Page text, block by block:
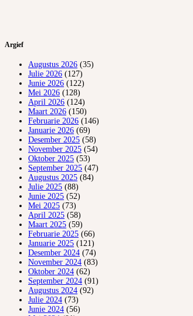
Argief
Augustus 2026 (35)
Julie 2026 (127)
Junie 2026 (122)
Mei 2026 (128)
April 2026 (124)
Maart 2026 (150)
Februarie 2026 (146)
Januarie 2026 (69)
Desember 2025 (58)
November 2025 (54)
Oktober 2025 (53)
September 2025 (47)
Augustus 2025 (84)
Julie 2025 (88)
Junie 2025 (52)
Mei 2025 (73)
April 2025 (58)
Maart 2025 (59)
Februarie 2025 (66)
Januarie 2025 (121)
Desember 2024 (74)
November 2024 (83)
Oktober 2024 (62)
September 2024 (91)
Augustus 2024 (92)
Julie 2024 (73)
Junie 2024 (56)